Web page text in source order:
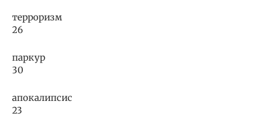
терроризм
26
паркур
30
апокалипсис
23